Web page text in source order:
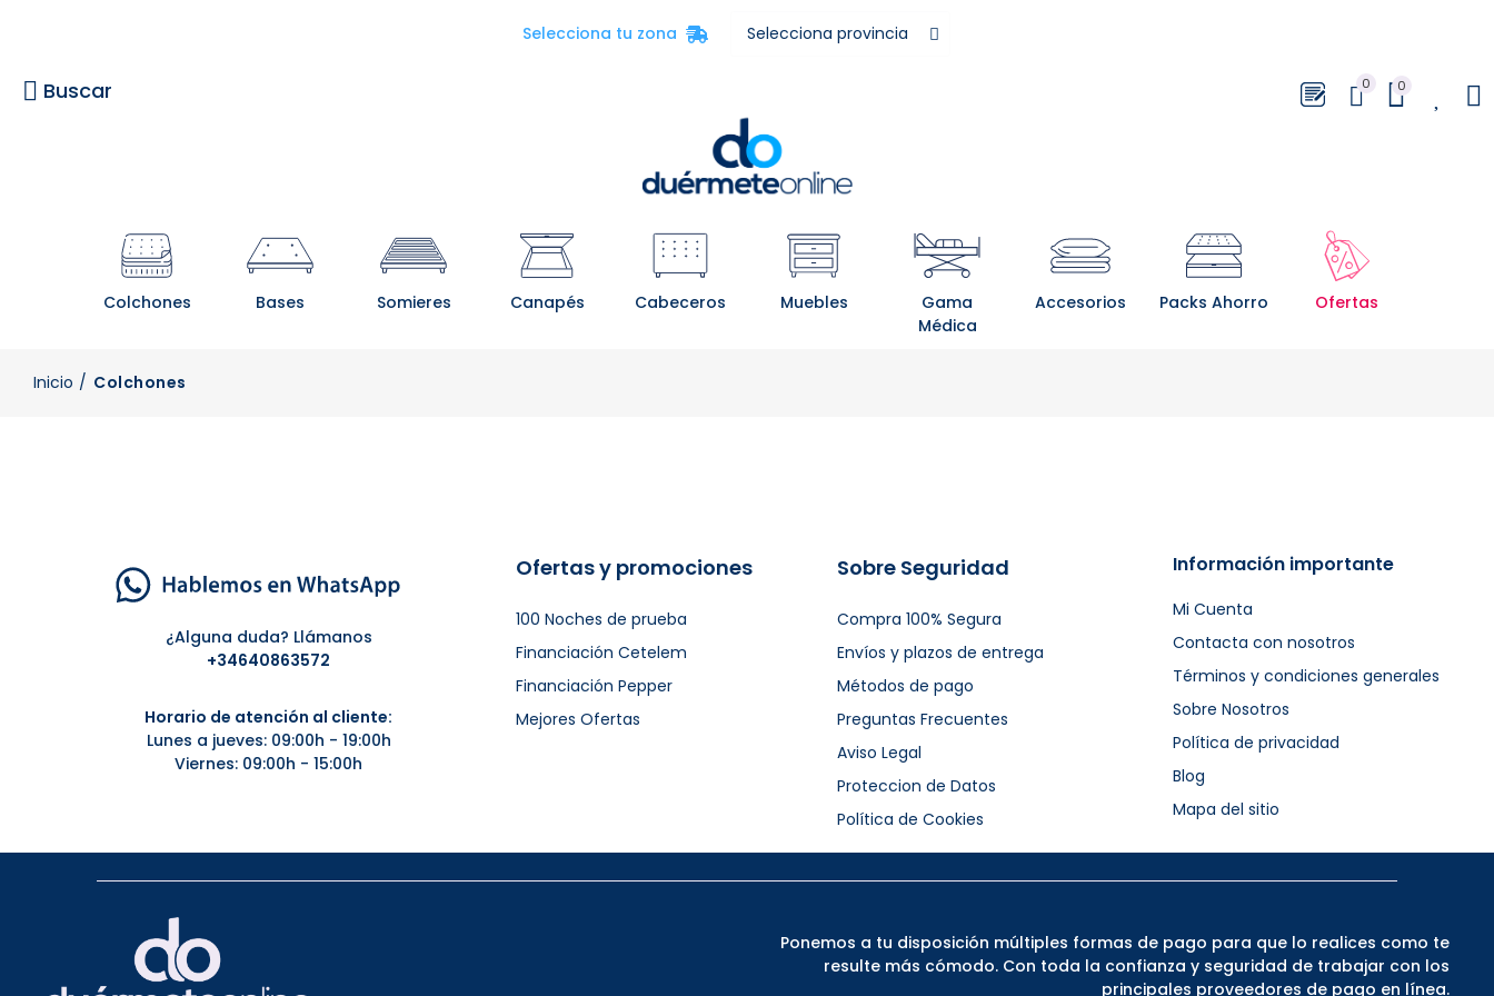
Selecciona tu zona
Buscar 0 0
Colchones Bases Somieres Canapés Cabeceros Muebles
Gama
Médica
Accesorios Packs Ahorro Ofertas
Inicio Colchones
¿Alguna duda? Llámanos
+34640863572
Horario de atención al cliente:
Lunes a jueves: 09:00h - 19:00h
Viernes: 09:00h - 15:00h
Ofertas y promociones
100 Noches de prueba
Financiación Cetelem
Financiación Pepper
Mejores Ofertas
Sobre Seguridad
Compra 100% Segura
Envíos y plazos de entrega
Métodos de pago
Preguntas Frecuentes
Aviso Legal
Proteccion de Datos
Política de Cookies
Información importante
Mi Cuenta
Contacta con nosotros
Términos y condiciones generales
Sobre Nosotros
Política de privacidad
Blog
Mapa del sitio
Ponemos a tu disposición múltiples formas de pago para que lo realices como te
resulte más cómodo. Con toda la confianza y seguridad de trabajar con los
principales proveedores de pago en línea.